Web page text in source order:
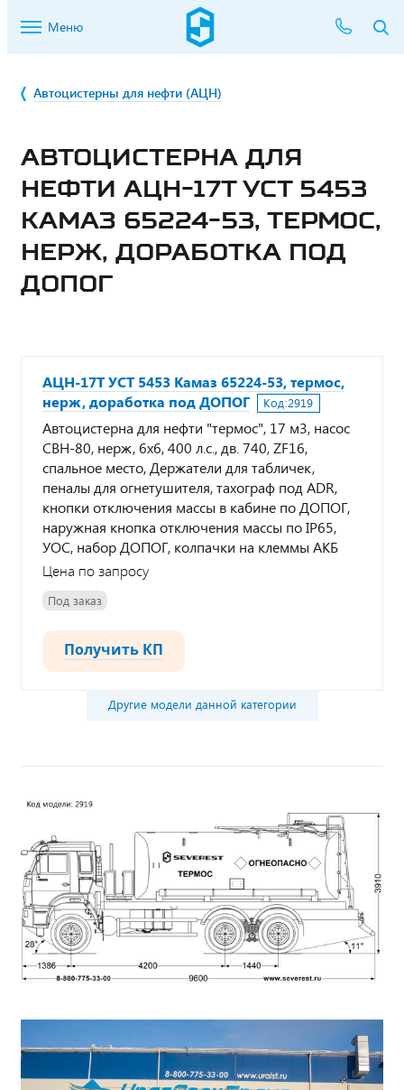
Меню
Автоцистерны для нефти (АЦН)
АВТОЦИСТЕРНА ДЛЯ
НЕФТИ АЦН-17Т УСТ 5453
КАМАЗ 65224-53, ТЕРМОС,
НЕРЖ, ДОРАБОТКА ПОД
ДОПОГ
АЦН-17Т УСТ 5453 Камаз 65224-53, термос,
нерж, доработка под ДОПОГ
Код:2919
Автоцистерна для нефти "термос", 17 м3, насос
СВН-80, нерж, 6х6, 400 л.с., дв. 740, ZF16,
спальное место, Держатели для табличек,
пеналы для огнетушителя, тахограф под ADR,
кнопки отключения массы в кабине по ДОПОГ,
наружная кнопка отключения массы по IP65,
УОС, набор ДОПОГ, колпачки на клеммы АКБ
Цена по запросу
Под заказ
Получить КП
Другие модели данной категории